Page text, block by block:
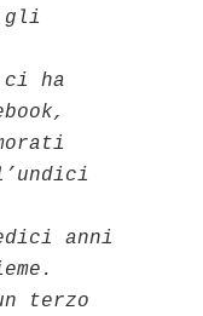
gli
ha
anni
terzo